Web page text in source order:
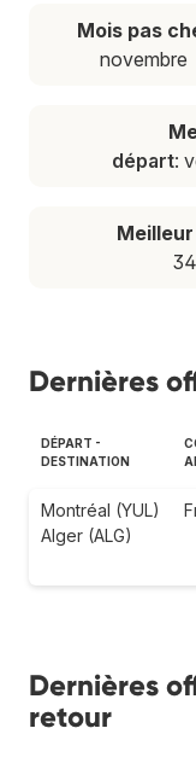
Mois pas
novembre
départ:
Dernières
DÉPART -
DESTINATION
Montréal (YUL)
Alger (ALG)
Dernières
retour